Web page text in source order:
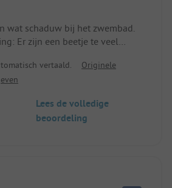
te zijn (er ontbrak alleen
erg leuk.
De eenvoud, een beetje
is perfect, kleine
(koud) te eten en een
is voor thee!
wat schaduw bij het zwembad.
Er zijn een beetje te veel
ons verblijf.
vertaald.
Originele
Lees de volledige
beoordeling